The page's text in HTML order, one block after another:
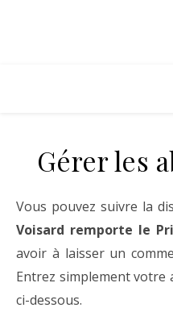
Gérer les
Vous pouvez suivre la
Voisard remporte le
avoir à laisser un
Entrez simplement votre
ci-dessous.